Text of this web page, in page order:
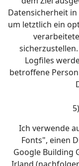
Datensicherheit
um letztlich ein
Logfiles
betroffene
Ich verwende
Fonts", einen
Google Building
Irland